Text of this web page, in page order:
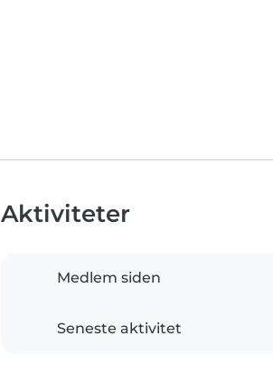
Aktiviteter
Medlem siden
Seneste aktivitet